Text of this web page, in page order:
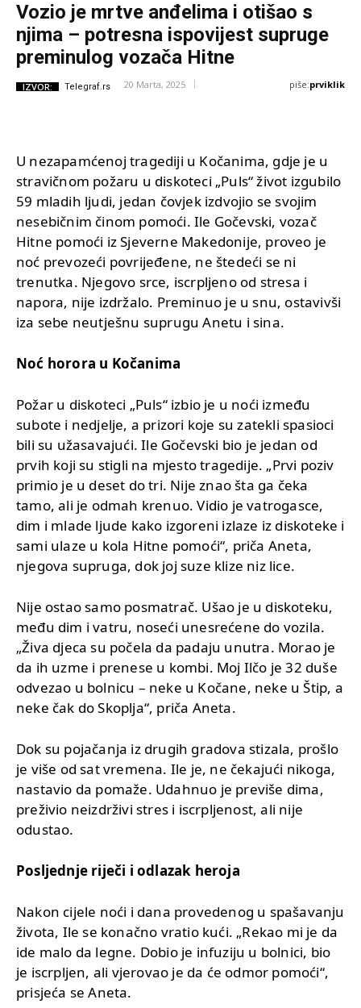
Vozio je mrtve anđelima i otišao s
njima – potresna ispovijest supruge
preminulog vozača Hitne
IZVOR: Telegraf.rs 20 Marta, 2025 piše:prviklik
U nezapamćenoj tragediji u Kočanima, gdje je u
stravičnom požaru u diskoteci „Puls“ život izgubilo
59 mladih ljudi, jedan čovjek izdvojio se svojim
nesebičnim činom pomoći. Ile Gočevski, vozač
Hitne pomoći iz Sjeverne Makedonije, proveo je
noć prevozeći povrijeđene, ne štedeći se ni
trenutka. Njegovo srce, iscrpljeno od stresa i
napora, nije izdržalo. Preminuo je u snu, ostavivši
iza sebe neutješnu suprugu Anetu i sina.
Noć horora u Kočanima
Požar u diskoteci „Puls“ izbio je u noći između
subote i nedjelje, a prizori koje su zatekli spasioci
bili su užasavajući. Ile Gočevski bio je jedan od
prvih koji su stigli na mjesto tragedije. „Prvi poziv
primio je u deset do tri. Nije znao šta ga čeka
tamo, ali je odmah krenuo. Vidio je vatrogasce,
dim i mlade ljude kako izgoreni izlaze iz diskoteke i
sami ulaze u kola Hitne pomoći“, priča Aneta,
njegova supruga, dok joj suze klize niz lice.
Nije ostao samo posmatrač. Ušao je u diskoteku,
među dim i vatru, noseći unesrećene do vozila.
„Živa djeca su počela da padaju unutra. Morao je
da ih uzme i prenese u kombi. Moj Ilčo je 32 duše
odvezao u bolnicu – neke u Kočane, neke u Štip, a
neke čak do Skoplja“, priča Aneta.
Dok su pojačanja iz drugih gradova stizala, prošlo
je više od sat vremena. Ile je, ne čekajući nikoga,
nastavio da pomaže. Udahnuo je previše dima,
preživio neizdrživi stres i iscrpljenost, ali nije
odustao.
Posljednje riječi i odlazak heroja
Nakon cijele noći i dana provedenog u spašavanju
života, Ile se konačno vratio kući. „Rekao mi je da
ide malo da legne. Dobio je infuziju u bolnici, bio
je iscrpljen, ali vjerovao je da će odmor pomoći“,
prisjeća se Aneta.